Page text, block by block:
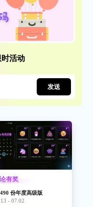
活动
发送
有奖
份年度高级版
- 07.02